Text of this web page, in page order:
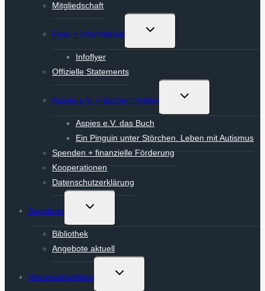
Mitgliedschaft
Flyer + Infomaterial
Untermenü
Infoflyer
Offizielle Statements
Aspies e.V. – Bücher / Artikel
Untermenü
Aspies e.V. das Buch
Ein Pinguin unter Störchen. Leben mit Autismus
Spenden + finanzielle Förderung
Kooperationen
Datenschutzerklärung
Angebote
Untermenü
Bibliothek
Angebote aktuell
Vereinsaktivitäten
Untermenü